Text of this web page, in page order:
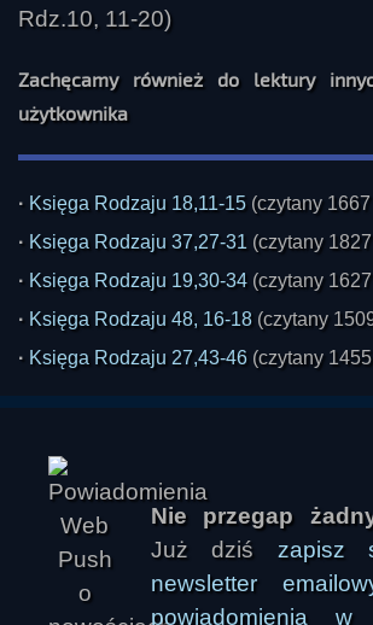
Rdz.10, 11-20)
Zachęcamy również do lektury
użytkownika
· Księga Rodzaju 18,11-15 (czytany
· Księga Rodzaju 37,27-31 (czytany
· Księga Rodzaju 19,30-34 (czytany
· Księga Rodzaju 48, 16-18 (czytany
· Księga Rodzaju 27,43-46 (czytany
Nie przegap
Już dziś zapisz
newsletter
powiadomienia w